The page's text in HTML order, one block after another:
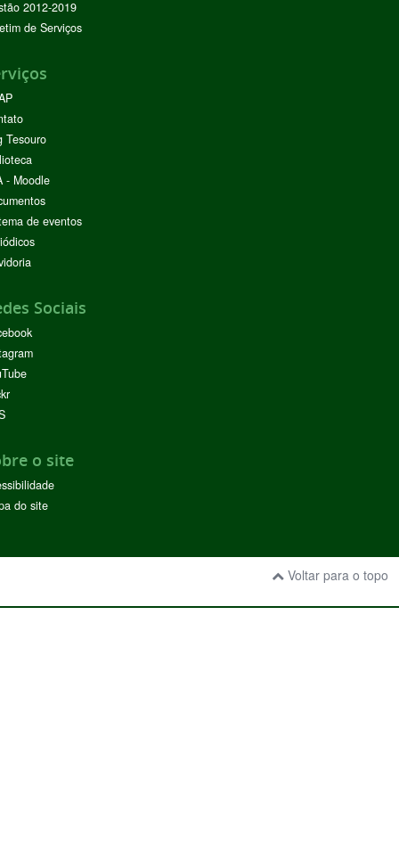
2012-2019
de Serviços
Tesouro
- Moodle
de eventos
Sociais
o site
do site
Voltar para o topo